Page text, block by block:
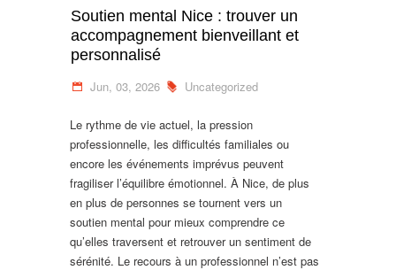
Soutien mental Nice : trouver un
accompagnement bienveillant et
personnalisé
Jun, 03, 2026 Uncategorized
Le rythme de vie actuel, la pression
professionnelle, les difficultés familiales ou
encore les événements imprévus peuvent
fragiliser l’équilibre émotionnel. À Nice, de plus
en plus de personnes se tournent vers un
soutien mental pour mieux comprendre ce
qu’elles traversent et retrouver un sentiment de
sérénité. Le recours à un professionnel n’est pas